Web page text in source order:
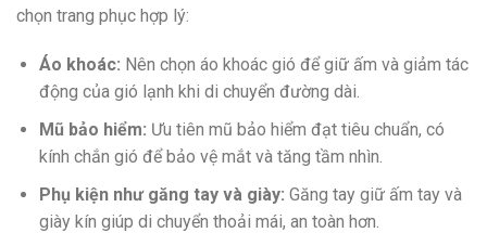
chọn trang phục hợp lý:
Áo khoác: Nên chọn áo khoác gió để giữ ấm và giảm tác
động của gió lạnh khi di chuyển đường dài.
Mũ bảo hiểm: Ưu tiên mũ bảo hiểm đạt tiêu chuẩn, có
kính chắn gió để bảo vệ mắt và tăng tầm nhìn.
Phụ kiện như găng tay và giày: Găng tay giữ ấm tay và
giày kín giúp di chuyển thoải mái, an toàn hơn.